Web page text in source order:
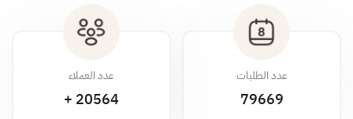
عدد الطلبات
79669
عدد العملاء
20564 +